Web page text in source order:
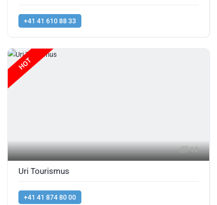
+41 41 610 88 33
HOT
10
Uri Tourismus
+41 41 874 80 00